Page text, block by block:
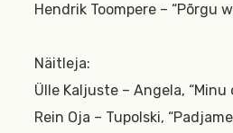
Hendrik Toompere – “Põrgu
Näitleja:
Ülle Kaljuste – Angela,
Rein Oja – Tupolski,